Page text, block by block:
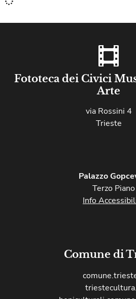
Fototeca dei Civici
Arte
via Rossini 4
Trieste
Palazzo
Terzo Piano
Info
Comune di